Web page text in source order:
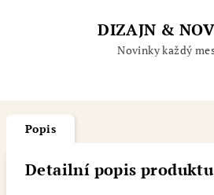
DIZAJN &
Novinky každý
Popis
Detailní popis produktu